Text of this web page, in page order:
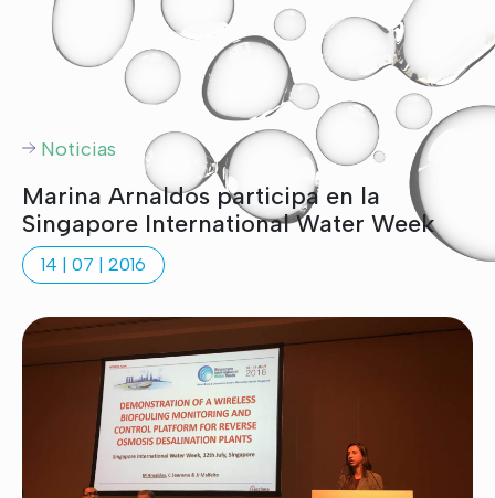
Noticias
Marina Arnaldos participa en la
Singapore International Water Week
14 | 07 | 2016